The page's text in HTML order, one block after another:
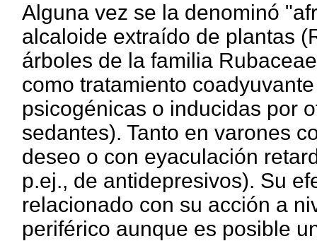
Alguna vez se la denominó
alcaloide extraído de plantas
árboles de la familia
como tratamiento
psicogénicas o inducidas por
sedantes). Tanto en varones
deseo o con eyaculación
p.ej., de antidepresivos). Su
relacionado con su acción a
periférico aunque es posible